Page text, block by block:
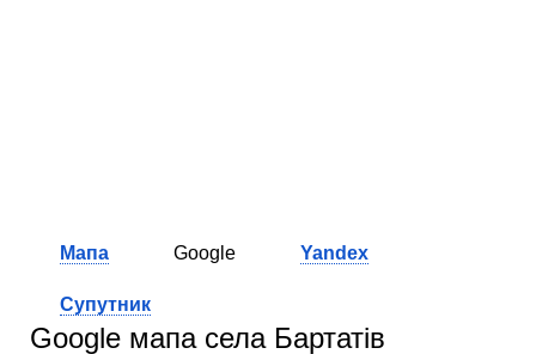
Мапа Google Yandex
Супутник
Google мапа села Бартатів